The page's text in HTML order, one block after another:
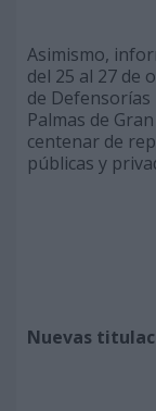
Asimismo,
del 25 al 27 de
de
Palmas de
centenar de
públicas y
Nuevas